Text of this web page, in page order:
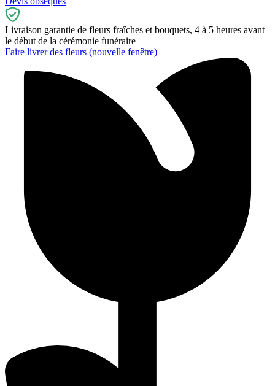
Livraison garantie de fleurs fraîches et bouquets, 4 à 5 heures avant
le début de la cérémonie funéraire
Faire livrer des fleurs (nouvelle fenêtre)